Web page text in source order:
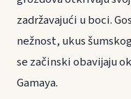
zadržavajući u boci.
nežnost, ukus
se začinski obavijaju
Gamaya.